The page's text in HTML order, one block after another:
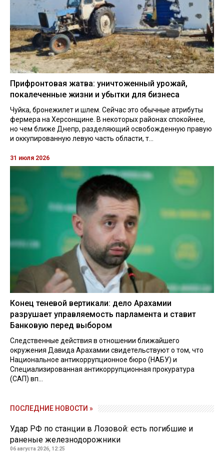
Прифронтовая жатва: уничтоженный урожай,
покалеченные жизни и убытки для бизнеса
Чуйка, бронежилет и шлем. Сейчас это обычные атрибуты
фермера на Херсонщине. В некоторых районах спокойнее,
но чем ближе Днепр, разделяющий освобожденную правую
и оккупированную левую часть области, т...
31 июля 2026
Конец теневой вертикали: дело Арахамии
разрушает управляемость парламента и ставит
Банковую перед выбором
Следственные действия в отношении ближайшего
окружения Давида Арахамии свидетельствуют о том, что
Национальное антикоррупционное бюро (НАБУ) и
Специализированная антикоррупционная прокуратура
(САП) вп...
ПОСЛЕДНИЕ НОВОСТИ »
Удар РФ по станции в Лозовой: есть погибшие и
раненые железнодорожники
06 августа 2026, 12:25